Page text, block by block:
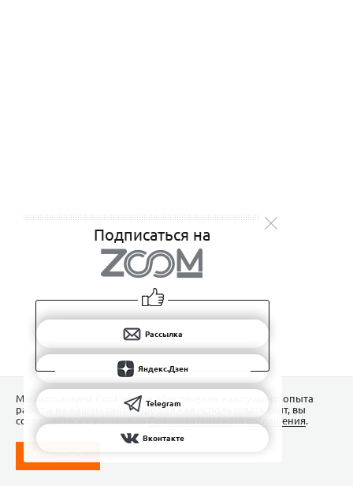
Подписаться на
Рассылка
Яндекс.Дзен
Telegram
Вконтакте
Мы используем Сookies для обеспечения наилучшего опыта
работы на нашем сайте. Продолжая использовать сайт, вы
соглашаетесь с условиямиПользовательского соглашения.
ПОНЯТНО